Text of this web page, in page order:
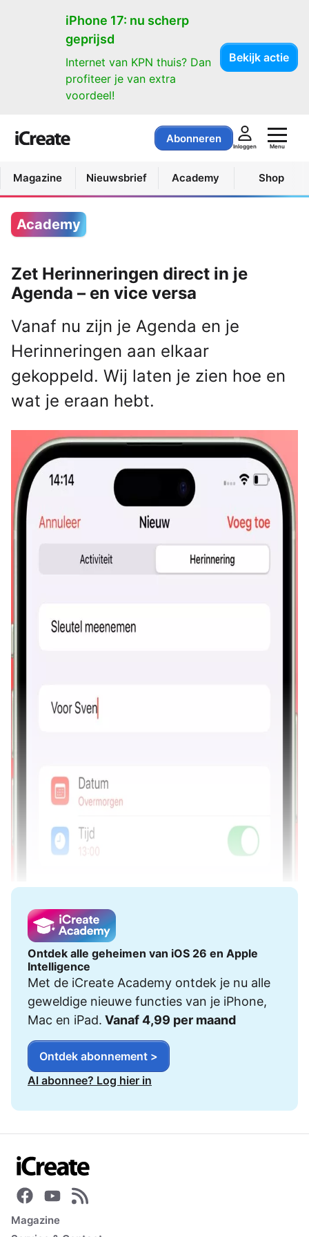
iPhone 17: nu scherp
geprijsd
Internet van KPN thuis? Dan
profiteer je van extra
voordeel!
Bekijk actie
Abonneren
Inloggen Menu
Magazine Nieuwsbrief Academy Shop
Academy
Zet Herinneringen direct in je
Agenda – en vice versa
Vanaf nu zijn je Agenda en je
Herinneringen aan elkaar
gekoppeld. Wij laten je zien hoe en
wat je eraan hebt.
Ontdek alle geheimen van iOS 26 en Apple
Intelligence
Met de iCreate Academy ontdek je nu alle
geweldige nieuwe functies van je iPhone,
Mac en iPad. Vanaf 4,99 per maand
Ontdek abonnement >
Al abonnee? Log hier in
Magazine